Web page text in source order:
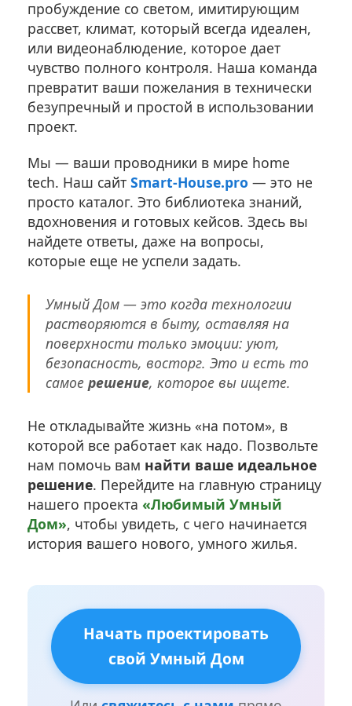
пробуждение со светом, имитирующим
рассвет, климат, который всегда идеален,
или видеонаблюдение, которое дает
чувство полного контроля. Наша команда
превратит ваши пожелания в технически
безупречный и простой в использовании
проект.
Мы — ваши проводники в мире home
tech. Наш сайт Smart-House.pro — это не
просто каталог. Это библиотека знаний,
вдохновения и готовых кейсов. Здесь вы
найдете ответы, даже на вопросы,
которые еще не успели задать.
Умный Дом — это когда технологии
растворяются в быту, оставляя на
поверхности только эмоции: уют,
безопасность, восторг. Это и есть то
самое решение, которое вы ищете.
Не откладывайте жизнь «на потом», в
которой все работает как надо. Позвольте
нам помочь вам найти ваше идеальное
решение. Перейдите на главную страницу
нашего проекта «Любимый Умный
Дом», чтобы увидеть, с чего начинается
история вашего нового, умного жилья.
Начать проектировать
свой Умный Дом